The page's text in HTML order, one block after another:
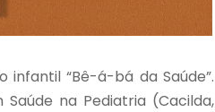
“Bê-á-bá da Saúde”.
na Pediatria (Cacilda,